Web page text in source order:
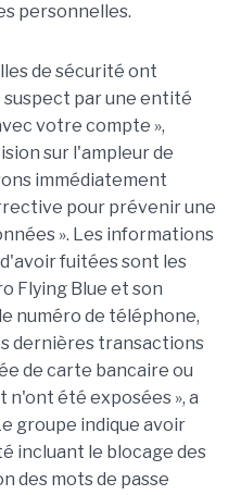
personnelles.
de sécurité ont
par une entité
votre compte »,
sur l'ampleur de
immédiatement
pour prévenir une
». Les informations
fuitées sont les
Flying Blue et son
numéro de téléphone,
dernières transactions
de carte bancaire ou
été exposées », a
groupe indique avoir
incluant le blocage des
des mots de passe